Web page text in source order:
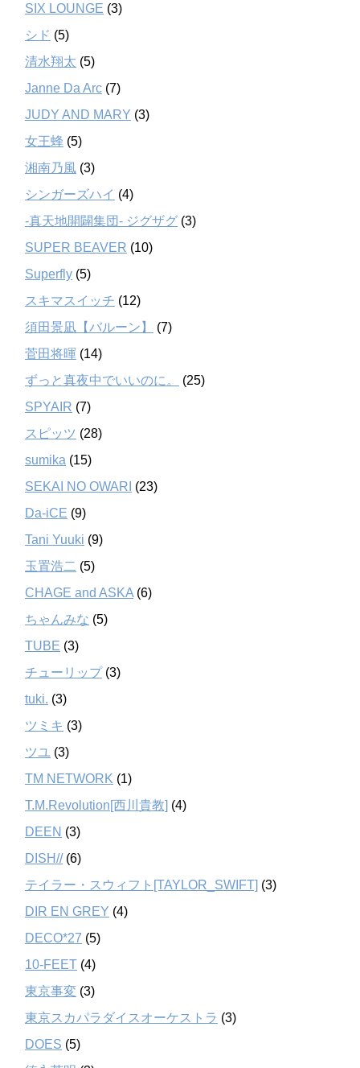
SIX LOUNGE (3)
シド (5)
清水翔太 (5)
Janne Da Arc (7)
JUDY AND MARY (3)
女王蜂 (5)
湘南乃風 (3)
シンガーズハイ (4)
-真天地開闢集団- ジグザグ (3)
SUPER BEAVER (10)
Superfly (5)
スキマスイッチ (12)
須田景凪【バルーン】
(7)
菅田将暉 (14)
ずっと真夜中でいいのに。
(25)
SPYAIR (7)
スピッツ (28)
sumika (15)
SEKAI NO OWARI (23)
Da-iCE (9)
Tani Yuuki (9)
玉置浩二 (5)
CHAGE and ASKA (6)
ちゃんみな (5)
TUBE (3)
チューリップ(3)
tuki. (3)
ツミキ (3)
ツユ (3)
TM NETWORK (1)
T.M.Revolution[西川貴教] (4)
DEEN (3)
DISH//(6)
テイラー・スウィフト[TAYLOR_SWIFT] (3)
DIR EN GREY (4)
DECO*27 (5)
10-FEET (4)
東京事変 (3)
東京スカパラダイスオーケストラ (3)
DOES (5)